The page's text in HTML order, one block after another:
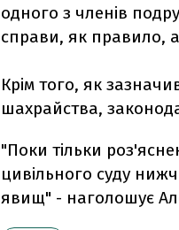
одного з членів
справи, як правило,
Крім того, як
шахрайства,
"Поки тільки
цивільного суду
явищ" - наголошує